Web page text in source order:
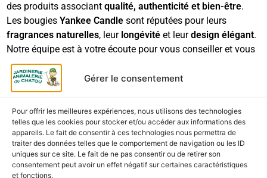
Gérer le consentement
Pour offrir les meilleures expériences, nous utilisons des technologies
telles que les cookies pour stocker et/ou accéder aux informations des
appareils. Le fait de consentir à ces technologies nous permettra de
traiter des données telles que le comportement de navigation ou les ID
uniques sur ce site. Le fait de ne pas consentir ou de retirer son
consentement peut avoir un effet négatif sur certaines caractéristiques
et fonctions.
des produits associantqualité, authenticité et bien-être.
Les bougiesYankee Candle sont réputées pour leurs
fragrances naturelles, leur longévité et leurdesign élégant.
Notre équipe est à votre écoute pour vous conseiller et vous
aider à trouver la senteur qui correspond à votre ambiance
et à votre intérieur.
LES + DE LA JARDINERIE ET
ANIMALERIE DE CHATOU
Large sélection de bougies Yankee Candle, WoodWick
et Chesapeake Bay